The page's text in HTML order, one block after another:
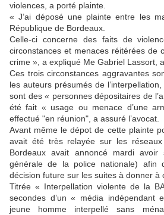
violences, a porté plainte.
« J’ai déposé une plainte entre les
République de Bordeaux.
Celle-ci concerne des faits de
circonstances et menaces réitérées de
crime », a expliqué Me Gabriel Lassort,
Ces trois circonstances aggravantes
les auteurs présumés de
sont des « personnes dépositaires de
été fait « usage ou menace d’une
effectué "en réunion", a assuré l’avocat.
Avant même le dépot de cette plainte
avait été très relayée sur les
Bordeaux avait annoncé mardi avoir
générale de la police nationale) afin
décision future sur les suites à donner à
Titrée « Interpellation violente de la
secondes d’un « média indépendant
jeune homme interpellé sans